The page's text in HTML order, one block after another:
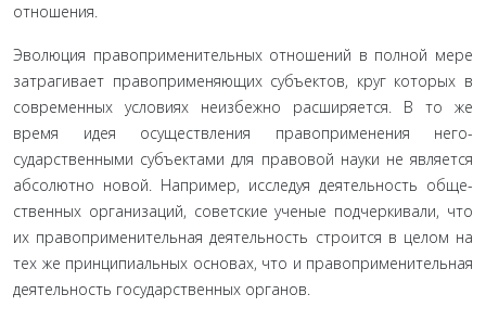
отношения.
Эволюция правоприменительных отношений в пол­ной мере
затрагивает правоприменяющих субъектов, круг которых в
современных условиях неизбежно расширяется. В то же
время идея осуществления правоприменения него­
сударственными субъектами для правовой науки не является
абсолютно новой. Например, исследуя деятельность обще­
ственных организаций, советские ученые подчеркивали, что
их правоприменительная деятельность строится в целом на
тех же принципиальных основах, что и правоприменитель­ная
деятельность государственных органов.